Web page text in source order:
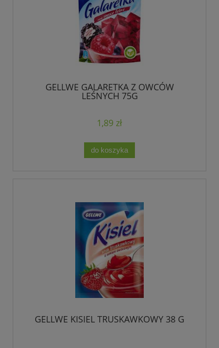
GELLWE GALARETKA Z OWCÓW
LEŚNYCH 75G
1,89 zł
do koszyka
GELLWE KISIEL TRUSKAWKOWY 38 G